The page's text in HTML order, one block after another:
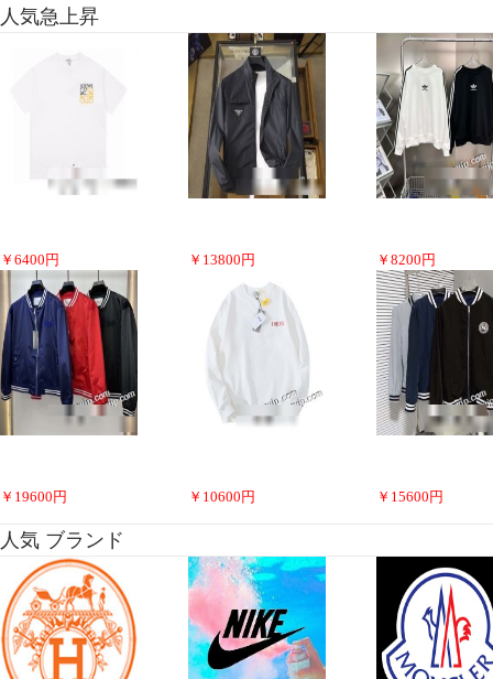
人気急上昇
￥ 6400 円 ￥ 13800 円 ￥ 8200 円
￥ 19600 円 ￥ 10600 円 ￥ 15600 円
人気 ブランド